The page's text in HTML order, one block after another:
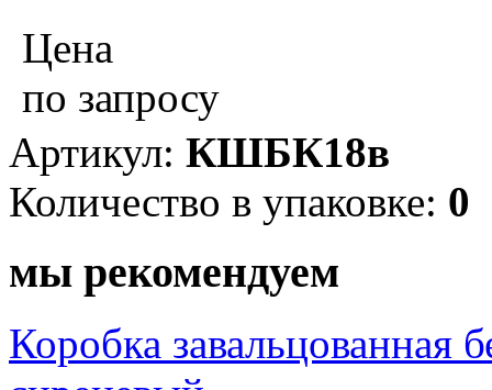
Цена
по запросу
Артикул: КШБК18в
Количество в упаковке: 0
мы рекомендуем
Коробка завальцованная